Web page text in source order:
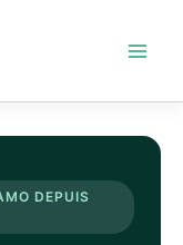
DEPUIS